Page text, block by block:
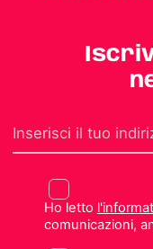
Ho letto
comunicazioni,